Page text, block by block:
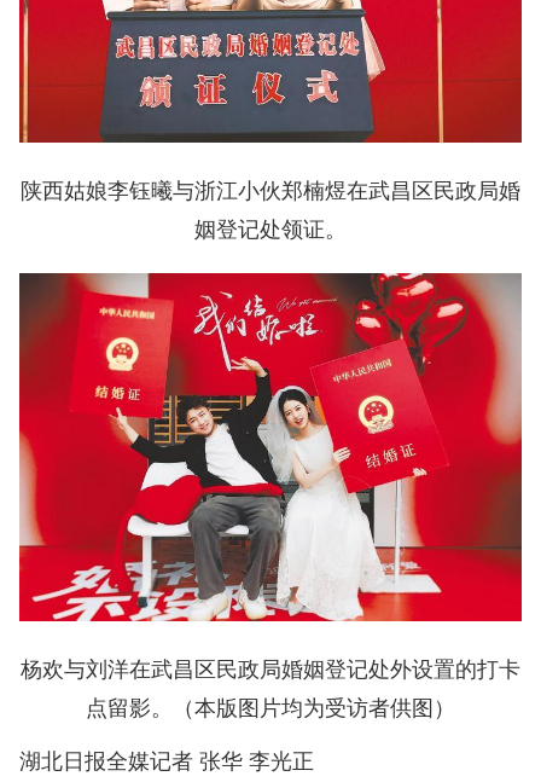
陕西姑娘李钰曦与浙江小伙郑楠煜在武昌区民政局婚
姻登记处领证。
杨欢与刘洋在武昌区民政局婚姻登记处外设置的打卡
点留影。（本版图片均为受访者供图）
湖北日报全媒记者 张华 李光正